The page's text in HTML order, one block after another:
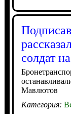
солдат
Мавлютов
Категория: